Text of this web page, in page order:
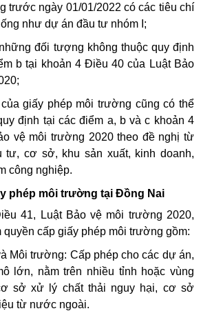
trước ngày 01/01/2022 có các tiêu chí
như dự án đầu tư nhóm I;
đối tượng không thuộc quy định
b tại khoản 4 Điều 40 của Luật Bảo
giấy phép môi trường cũng có thể
định tại các điểm a, b và c khoản 4
vệ môi trường 2020 theo đề nghị từ
tư, cơ sở, khu sản xuất, kinh doanh,
công nghiệp.
phép môi trường tại Đồng Nai
41, Luật Bảo vệ môi trường 2020,
quyền cấp giấy phép môi trường gồm:
Môi trường: Cấp phép cho các dự án,
lớn, nằm trên nhiều tỉnh hoặc vùng
sở xử lý chất thải nguy hại, cơ sở
từ nước ngoài.